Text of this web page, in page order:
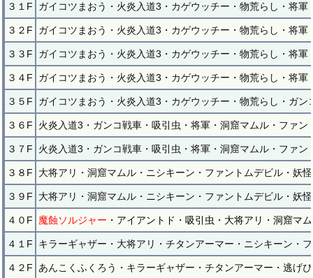
３１F ガイコツまおう・火炎入道3・カゲウッチー・物荒らし・将
３２F ガイコツまおう・火炎入道3・カゲウッチー・物荒らし・将軍
３３F ガイコツまおう・火炎入道3・カゲウッチー・物荒らし・将
３４F ガイコツまおう・火炎入道3・カゲウッチー・物荒らし・将軍
３５F ガイコツまおう・火炎入道3・カゲウッチー・物荒らし・ガン
３６F 火炎入道3・ガンコ戦車・吸引虫・将軍・洞窟マムル・ファン
３７F 火炎入道3・ガンコ戦車・吸引虫・将軍・洞窟マムル・ファン
３８F 大将アリ・洞窟マムル・ニシキーン・ファントムデビル・妖
３９F 大将アリ・洞窟マムル・ニシキーン・ファントムデビル・妖
４０F 魔蝕ソルジャー ・アイアントド・吸引虫・大将アリ・洞窟マ
４１F キラーギャザー・大将アリ・チタンアーマー・ニシキーン・
４２F あんこくふくろう・キラーギャザー・チタンアーマー・逃げ